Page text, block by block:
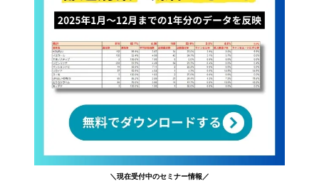
＼現在受付中のセミナー情報／